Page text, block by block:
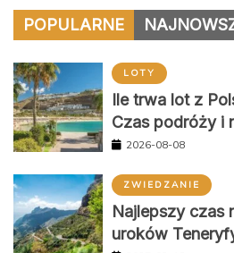
POPULARNE
LOTY
Ile trwa lot z
Czas podróży i
2026-08-08
ZWIEDZANIE
Najlepszy czas
uroków